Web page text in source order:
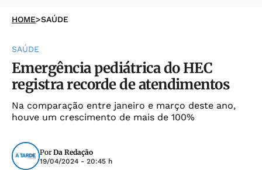
HOME>SAÚDE
SAÚDE
Emergência pediátrica do HEC
registra recorde de atendimentos
Na comparação entre janeiro e março deste ano,
houve um crescimento de mais de 100%
Por Da Redação
19/04/2024 - 20:45 h